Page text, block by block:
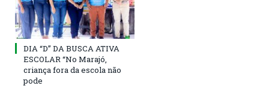
DIA “D” DA BUSCA ATIVA
ESCOLAR “No Marajó,
criança fora da escola não
pode